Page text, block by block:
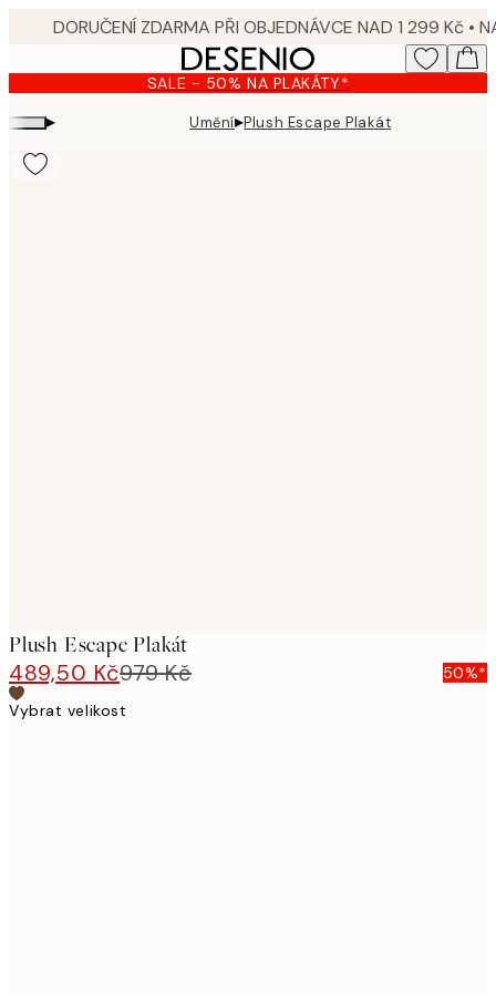
content.
SALE - 50% NA PLAKÁTY*
▸ Umění▸Plush Escape Plakát
Plush Escape Plakát
489,50 Kč979 Kč
50%*
Vybrat velikost